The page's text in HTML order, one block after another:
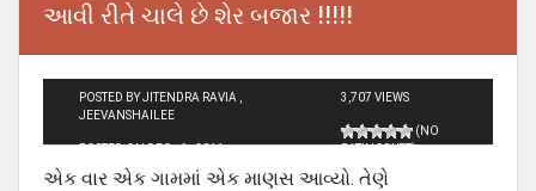
આવી રીતે ચાલે છે શેર બજાર !!!!!
POSTED BY JITENDRA RAVIA ,
JEEVANSHAILEE
POSTED ON DEC - 6 - 2011
3,707 VIEWS
(NO
RATINGS YET)
એક વાર એક ગામમાં એક માણસ આવ્યો. તેણે